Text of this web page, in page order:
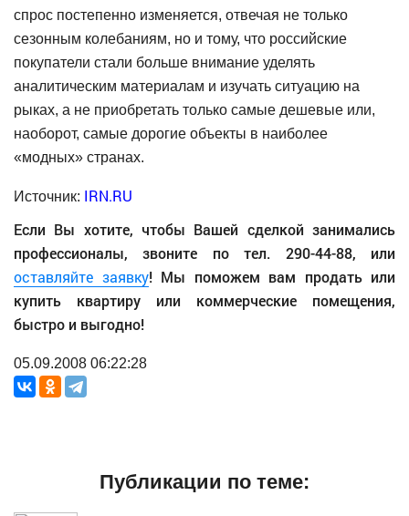
спрос постепенно изменяется, отвечая не только
сезонным колебаниям, но и тому, что российские
покупатели стали больше внимание уделять
аналитическим материалам и изучать ситуацию на
рыках, а не приобретать только самые дешевые или,
наоборот, самые дорогие объекты в наиболее
«модных» странах.
Источник: IRN.RU
Если Вы хотите, чтобы Вашей сделкой занимались
профессионалы, звоните по тел. 290-44-88, или
оставляйте заявку! Мы поможем вам продать или
купить квартиру или коммерческие помещения,
быстро и выгодно!
05.09.2008 06:22:28
Публикации по теме: